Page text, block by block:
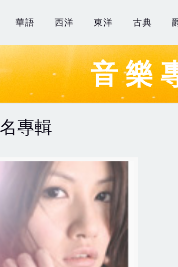
華語 西洋 東洋 古典
音樂
專輯